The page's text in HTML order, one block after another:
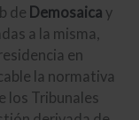
de Demosaica y
a la misma,
en
la normativa
los Tribunales